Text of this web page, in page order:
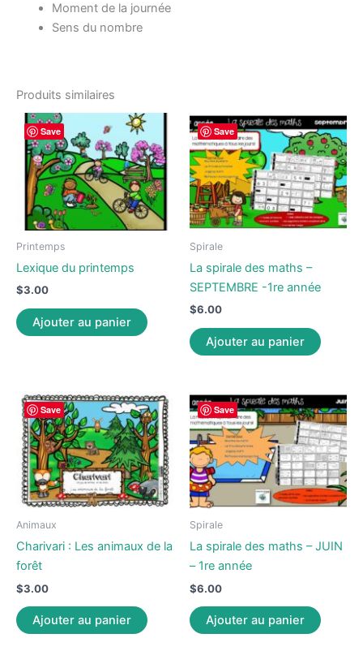
Moment de la journée
Sens du nombre
Produits similaires
Save
Printemps
Lexique du printemps
$3.00
Ajouter au panier
Save
Spirale
La spirale des maths –
SEPTEMBRE -1re année
$6.00
Ajouter au panier
Save
Animaux
Charivari : Les animaux de la
forêt
$3.00
Ajouter au panier
Save
Spirale
La spirale des maths – JUIN
– 1re année
$6.00
Ajouter au panier